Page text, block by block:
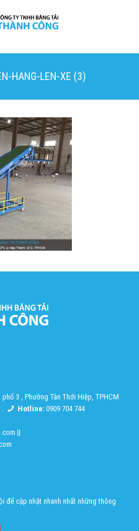
HANG-LEN-XE (3)
3 , Phường Tân Thới Hiệp, TPHCM
. Hotline: 0909 704 744
||
để cập nhật nhanh nhất những thông